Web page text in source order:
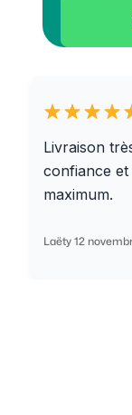
Livraison
confiance
maximum.
Laëty 12